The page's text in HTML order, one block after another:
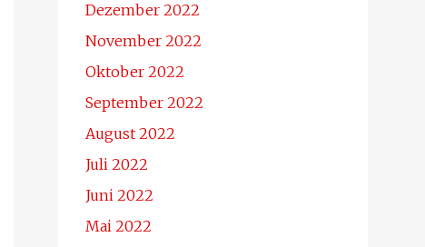
Dezember 2022
November 2022
Oktober 2022
September 2022
August 2022
Juli 2022
Juni 2022
Mai 2022